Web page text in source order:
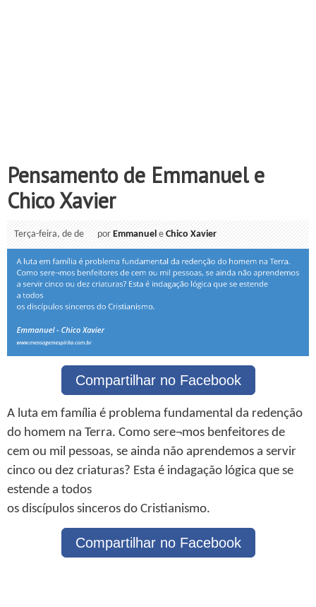
Pensamento de Emmanuel e
Chico Xavier
Terça-feira, de de porEmmanuel eChico Xavier
Compartilhar no Facebook
A luta em família é problema fundamental da redenção
do homem na Terra. Como sere¬mos benfeitores de
cem ou mil pessoas, se ainda não aprendemos a servir
cinco ou dez criaturas? Esta é indagação lógica que se
estende a todos
os discípulos sinceros do Cristianismo.
Compartilhar no Facebook